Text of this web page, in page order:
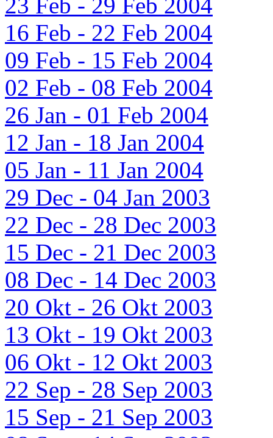
16 Feb - 22 Feb 2004
09 Feb - 15 Feb 2004
02 Feb - 08 Feb 2004
26 Jan - 01 Feb 2004
12 Jan - 18 Jan 2004
05 Jan - 11 Jan 2004
29 Dec - 04 Jan 2003
22 Dec - 28 Dec 2003
15 Dec - 21 Dec 2003
08 Dec - 14 Dec 2003
20 Okt - 26 Okt 2003
13 Okt - 19 Okt 2003
06 Okt - 12 Okt 2003
22 Sep - 28 Sep 2003
15 Sep - 21 Sep 2003